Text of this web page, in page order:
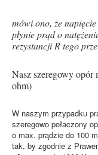
mówi ono, że
płynie prąd o
rezystancji R tego
Nasz szeregowy
ohm)
W naszym przypadku
szeregowo połaczony
o max. prądzie do 100
tak, by zgodnie z